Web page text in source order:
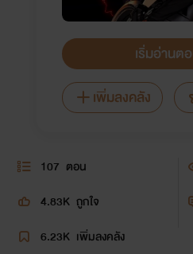
เริ่มอ่านต
เพิ่มลงคลัง
107 ตอน
4.83K ถูกใจ
6.23K เพิ่มลงคลัง